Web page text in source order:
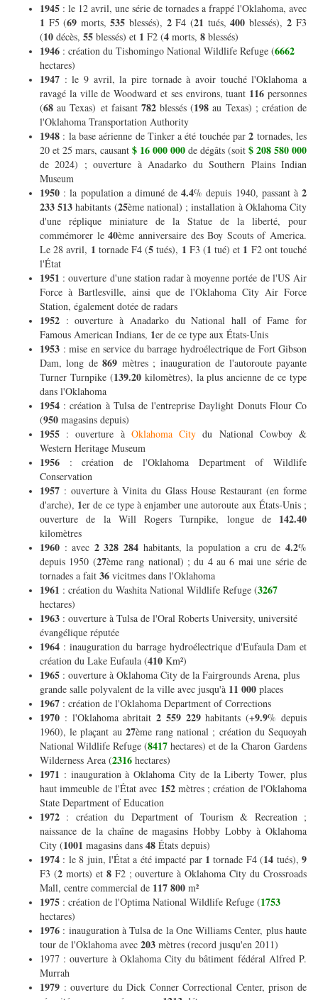
1945 : le 12 avril, une série de tornades a frappé l'Oklahoma, avec
1 F5 (69 morts,535blessés), 2F4 (21 tués,400 blessés),2 F3
(10 décès, 55 blessés) et 1 F2 (4 morts, 8 blessés)
1946 : création du Tishomingo National Wildlife Refuge (6662
hectares)
1947 : le 9 avril, la pire tornade à avoir touché l'Oklahoma a
ravagé la ville de Woodward et ses environs, tuant 116personnes
(68au Texas) et faisant 782blessés (198au Texas) ; création de
l'Oklahoma Transportation Authority
1948 : la base aérienne de Tinker a été touchée par2 tornades, les
20 et 25 mars, causant $ 16 000 000 de dégâts (soit $ 208 580 000
de 2024) ; ouverture à Anadarko du Southern Plains Indian
Museum
1950 : la population a dimuné de4.4% depuis 1940, passant à2
233 513 habitants (25ème national) ; installation à Oklahoma City
d'une réplique miniature de la Statue de la liberté, pour
commémorer le40ème anniversaire des Boy Scouts of America.
Le 28 avril, 1 tornade F4 (5 tués), 1 F3 (1 tué) et 1 F2 ont touché
l'État
1951 : ouverture d'une station radar à moyenne portée de l'US Air
Force à Bartlesville, ainsi que de l'Oklahoma City Air Force
Station, également dotée de radars
1952 : ouverture à Anadarko du National hall of Fame for
Famous American Indians, 1er de ce type aux États-Unis
1953 : mise en service du barrage hydroélectrique de Fort Gibson
Dam, long de869 mètres ; inauguration de l'autoroute payante
Turner Turnpike (139.20 kilomètres), la plus ancienne de ce type
dans l'Oklahoma
1954 : création à Tulsa de l'entreprise Daylight Donuts Flour Co
(950 magasins depuis)
1955 : ouverture à Oklahoma City du National Cowboy &
Western Heritage Museum
1956
: création de l'Oklahoma Department of Wildlife
Conservation
1957 : ouverture à Vinita du Glass House Restaurant (en forme
d'arche), 1er de ce type à enjamber une autoroute aux États-Unis ;
ouverture de la Will Rogers Turnpike, longue de 142.40
kilomètres
1960 : avec 2 328 284habitants, la population a cru de4.2%
depuis 1950 (27ème rang national) ; du 4 au 6 mai une série de
tornades a fait 36 vicitmes dans l'Oklahoma
1961 : création du Washita National Wildlife Refuge (3267
hectares)
1963 : ouverture à Tulsa de l'Oral Roberts University, université
évangélique réputée
1964 : inauguration du barrage hydroélectrique d'Eufaula Dam et
création du Lake Eufaula (410 Km²)
1965 : ouverture à Oklahoma City de la Fairgrounds Arena, plus
grande salle polyvalent de la ville avec jusqu'à 11 000 places
1967 : création de l'Oklahoma Department of Corrections
1970 : l'Oklahoma abritait 2 559 229habitants (+9.9% depuis
1960), le plaçant au 27ème rang national ; création du Sequoyah
National Wildlife Refuge (8417 hectares) et de la Charon Gardens
Wilderness Area (2316 hectares)
1971 : inauguration à Oklahoma City de la Liberty Tower, plus
haut immeuble de l'État avec 152 mètres ; création de l'Oklahoma
State Department of Education
1972 : création du Department of Tourism & Recreation ;
naissance de la chaîne de magasins Hobby Lobby à Oklahoma
City (1001 magasins dans 48 États depuis)
1974 : le 8 juin, l'État a été impacté par 1 tornade F4 (14 tués),9
F3 (2 morts) et 8 F2 ; ouverture à Oklahoma City du Crossroads
Mall, centre commercial de 117 800 m²
1975 : création de l'Optima National Wildlife Refuge (1753
hectares)
1976 : inauguration à Tulsa de la One Williams Center, plus haute
tour de l'Oklahoma avec 203 mètres (record jusqu'en 2011)
1977 : ouverture à Oklahoma City du bâtiment fédéral Alfred P.
Murrah
1979 : ouverture du Dick Conner Correctional Center, prison de